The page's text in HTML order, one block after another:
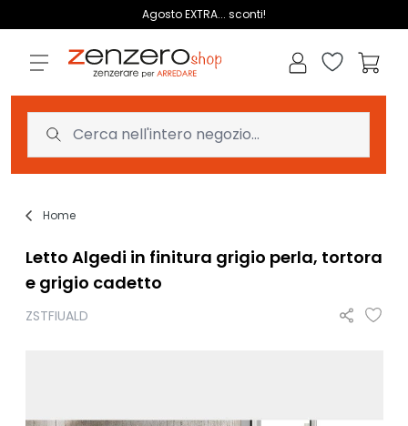
Agosto EXTRA... sconti!
Lista dei
Home
Letto Algedi in finitura grigio perla, tortora
e grigio cadetto
ZSTFIUALD